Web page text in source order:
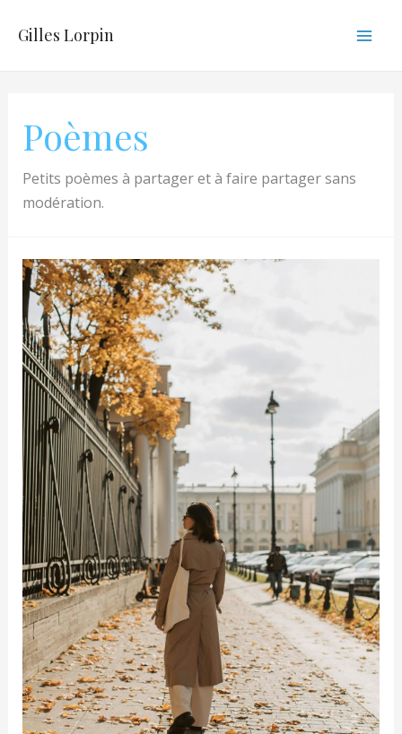
Gilles Lorpin
Poèmes
Petits poèmes à partager et à faire partager sans
modération.